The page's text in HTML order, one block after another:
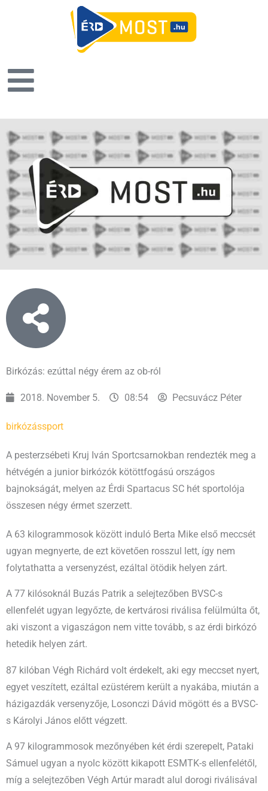
Birkózás: ezúttal négy érem az ob-ról
2018. November 5. 08:54 Pecsuvácz Péter
birkózássport
A pesterzsébeti Kruj Iván Sportcsarnokban rendezték meg a
hétvégén a junior birkózók kötöttfogású országos
bajnokságát, melyen az Érdi Spartacus SC hét sportolója
összesen négy érmet szerzett.
A 63 kilogrammosok között induló Berta Mike első meccsét
ugyan megnyerte, de ezt követően rosszul lett, így nem
folytathatta a versenyzést, ezáltal ötödik helyen zárt.
A 77 kilósoknál Buzás Patrik a selejtezőben BVSC-s
ellenfelét ugyan legyőzte, de kertvárosi riválisa felülmúlta őt,
aki viszont a vigaszágon nem vitte tovább, s az érdi birkózó
hetedik helyen zárt.
87 kilóban Végh Richárd volt érdekelt, aki egy meccset nyert,
egyet veszített, ezáltal ezüstérem került a nyakába, miután a
házigazdák versenyzője, Losonczi Dávid mögött és a BVSC-
s Károlyi János előtt végzett.
A 97 kilogrammosok mezőnyében két érdi szerepelt, Pataki
Sámuel ugyan a nyolc között kikapott ESMTK-s ellenfelétől,
míg a selejtezőben Végh Artúr maradt alul dorogi riválisával